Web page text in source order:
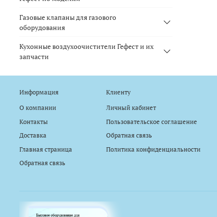
Газовые клапаны для газового
оборудования
Кухонные воздухоочистители Гефест и их
запчасти
Информация
О компании
Контакты
Доставка
Главная страница
Обратная связь
Клиенту
Личный кабинет
Пользовательское соглашение
Обратная связь
Политика конфиденциальности